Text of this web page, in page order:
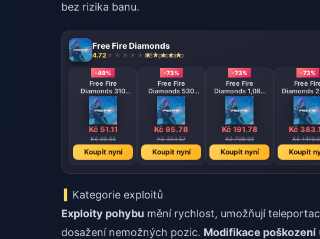
bez rizika banu.
Free Fire Diamonds
4.72 837 prodáno
-49%
Free Fire
Diamonds 310
Diamonds
Kč 51.11
Kč 99.58
Koupit nyní
-73%
Free Fire
Diamonds 530
Diamonds
【Middle East
region optional】
Kč 95.78
Kč 354.57
Koupit nyní
-73%
Free Fire
Diamonds 1,080
Diamonds
【Middle East
region optional】
Kč 191.78
Kč 709.93
Koupit nyní
-73%
Free
Diamonds
【Middle
region
Kč
Kč
Koupit
Kategorie exploitů
Exploity pohybu mění rychlost, umožňují
dosažení nemožných pozic. Modifikace poškození